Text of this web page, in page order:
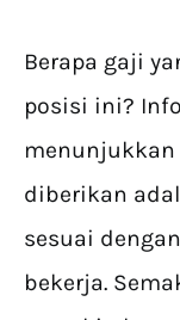
Berapa gaji
posisi ini?
diberikan
sesuai
bekerja.